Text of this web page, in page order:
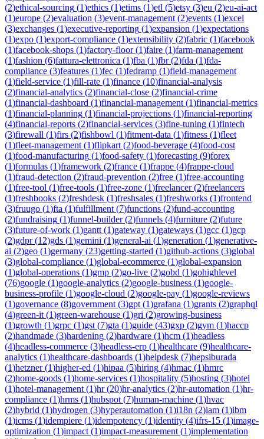
(2)ethical-sourcing (1)ethics (1)etims (1)etl (5)etsy (3)eu (2)eu-ai-act
(1)europe (2)evaluation (3)event-management (2)events (1)excel
(3)exchanges (1)executive-reporting (1)expansion (1)expectations
(1)expo (1)export-compliance (1)extensibility (2)fabric (1)facebook
(1)facebook-shops (1)factory-floor(1)faire (1)farm-management
(1)fashion (6)fattura-elettronica (1)fba (1)fbr(2)fda (1)fda-
compliance (3)features (1)fec (1)fedramp (1)field-management
(1)field-service (1)fill-rate (1)finance (10)financial-analysis
(2)financial-analytics (2)financial-close (2)financial-crime
(1)financial-dashboard (1)financial-management (1)financial-metrics
(1)financial-planning (1)financial-projections (1)financial-reporting
(4)financial-reports (2)financial-services (3)fine-tuning (1)fintech
(3)firewall (1)firs (2)fishbowl (1)fitment-data (1)fitness (1)fleet
(1)fleet-management (1)flipkart (2)food-beverage (4)food-cost
(1)food-manufacturing (1)food-safety (1)forecasting (9)forex
(1)formulas (1)framework (2)france (1)frappe (4)frappe-cloud
(1)fraud-detection (2)fraud-prevention (2)free (1)free-accounting
(1)free-tool (1)free-tools (1)free-zone (1)freelancer(2)freelancers
(1)freshbooks (2)freshdesk (1)freshsales (1)freshworks (1)frontend
(3)fruugo (1)fta (1)fulfillment (7)functions (2)fund-accounting
(2)fundraising (1)funnel-builder(2)funnels (4)furniture (2)future
(3)future-of-work (1)gantt (1)gateway (1)gateways (1)gcc (1)gcp
(2)gdpr(12)gds (1)gemini (1)general-ai (1)generation (1)generative-
ai (2)geo (1)germany (23)getting-started (1)github-actions (3)global
(3)global-compliance (1)global-ecommerce (1)global-expansion
(1)global-operations (1)gmp (2)go-live (2)gobd (1)gohighlevel
(76)google (1)google-analytics (2)google-business (1)google-
business-profile (1)google-cloud (2)google-pay (1)google-reviews
(1)governance (8)government (3)gpt (1)grafana (1)grants (2)graphql
(4)green-it (1)green-warehouse (1)gri (2)growing-business
(1)growth (1)grpc (1)gst (7)gta (1)guide (43)gxp (2)gym (1)haccp
(2)handmade (3)hardening (2)hardware (1)hcm (1)headless
(4)headless-commerce (3)headless-erp (1)healthcare (9)healthcare-
analytics (1)healthcare-dashboards (1)helpdesk (7)hepsiburada
(1)hetzner(1)higher-ed (1)hipaa (5)hiring (4)hmac (1)hmrc
(2)home-goods (1)home-services (1)hospitality (5)hosting (3)hotel
(1)hotel-management (1)hr(20)hr-analytics (2)hr-automation (1)hr-
compliance (1)hrms (1)hubspot (7)human-machine (1)hvac
(2)hybrid (1)hydrogen (3)hyperautomation (1)i18n (2)iam (1)ibm
(1)icms (1)idempiere (1)idempotency (1)identity (4)ifrs-15 (1)image-
optimization (1)impact (1)impact-measurement (1)implementation